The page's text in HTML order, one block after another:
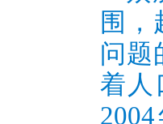
围
问题
着人
2004